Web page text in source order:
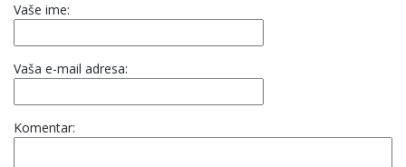
Vaše ime:
Vaša e-mail adresa:
Komentar: